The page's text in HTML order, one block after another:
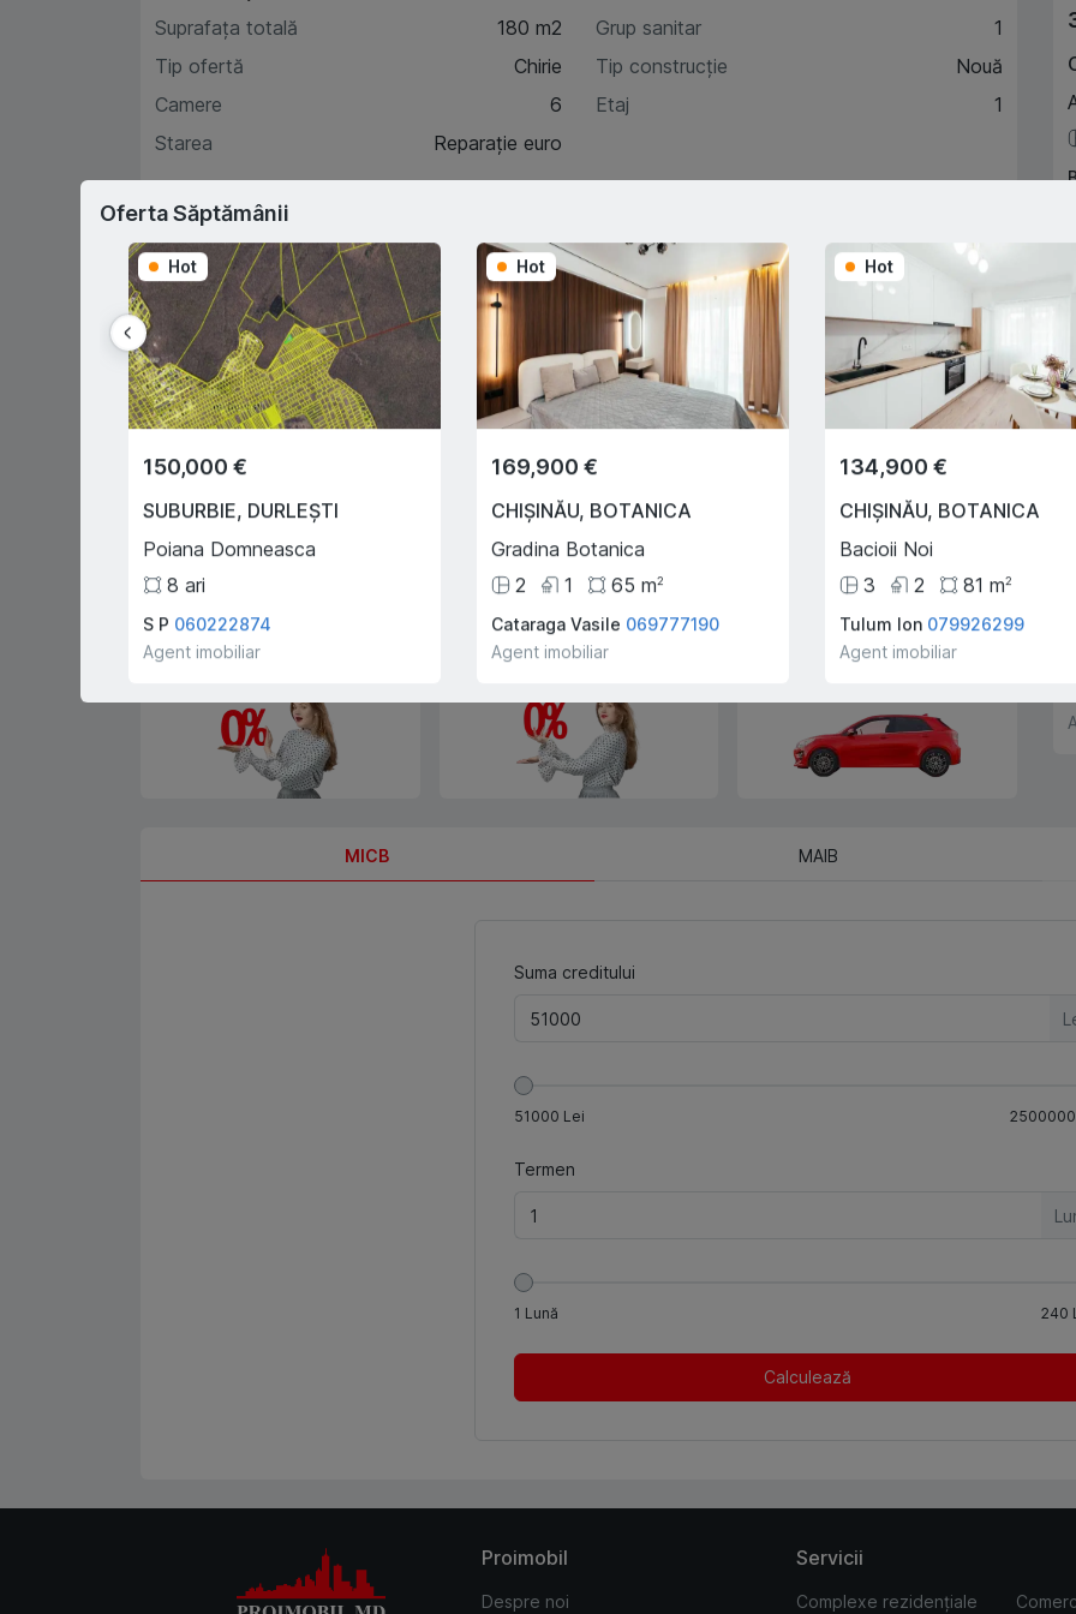
Suprafața totală
180 m2
Tip ofertă
Chirie
Camere
6
Starea
Reparație euro
Grup sanitar
1
Tip construcție
Nouă
Etaj
1
Caracteristici
Descriere
Sau prin programul
guvernamental "Prima Casă" cu
doar 10% prima rată
Trade-In, vă ajutăm să
cumpărați acest apartament în
schimbul unui alt imobil.
0% comision pentru
Înregistrare creditului ipotecar
Deplasarea cu transportul
MICB MAIB
Suma creditului
51000 Lei 2500000
Termen
1 Lună 240
Calculează
Proimobil
Despre noi
Servicii
Complexe rezidențiale
Oferta Săptămânii
Hot
150,000 €
SUBURBIE, DURLEȘTI
Poiana Domneasca
8 ari
S P 060222874
Agent imobiliar
Hot
169,900 €
CHIȘINĂU, BOTANICA
Gradina Botanica
2
1 65 m2
Cataraga Vasile 069777190
Agent imobiliar
Hot
134,900 €
CHIȘINĂU, BOTANICA
Bacioii Noi
3
2 81 m2
Tulum Ion 079926299
Agent imobiliar